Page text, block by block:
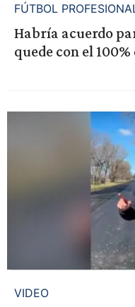
FÚTBOL
Habría acuerdo
quede con el
VIDEO